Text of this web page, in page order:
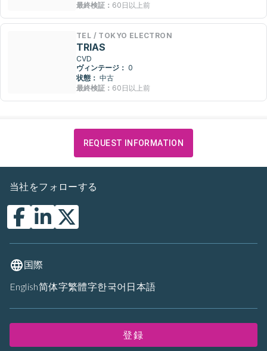
最終検証： 60日以上前
TEL / TOKYO ELECTRON
TRIAS
CVD
ヴィンテージ： 0
状態： 中古
最終検証： 60日以上前
REQUEST INFORMATION
当社をフォローする
国際
English简体字繁體字한국어 日本語
登録